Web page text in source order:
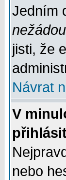
Jedním
jisti, že
Návrat
V
nebo